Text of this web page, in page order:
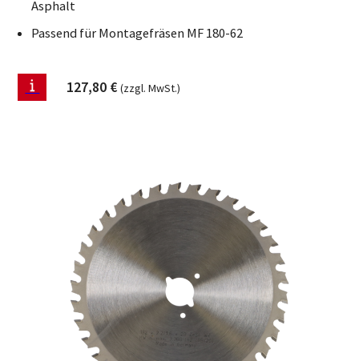
Asphalt
Passend für Montagefräsen MF 180-62
127,80 € (zzgl. MwSt.)